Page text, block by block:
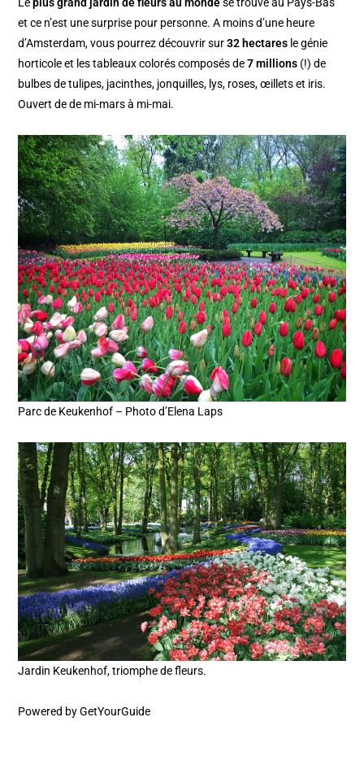
et ce n’est une surprise pour personne. A moins d’une heure
d’Amsterdam, vous pourrez découvrir sur32 hectares le génie
horticole et les tableaux colorés composés de7 millions (!) de
bulbes de tulipes, jacinthes, jonquilles, lys, roses, œillets et iris.
Ouvert de de mi-mars à mi-mai.
Parc de Keukenhof – Photo d’Elena Laps
Jardin Keukenhof, triomphe de fleurs.
Powered byGetYourGuide